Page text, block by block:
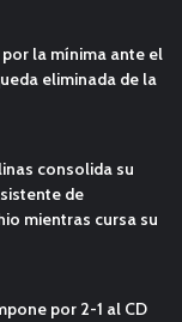
por la mínima ante el
eliminada de la
consolida su
de
mientras cursa su
por 2-1 al CD